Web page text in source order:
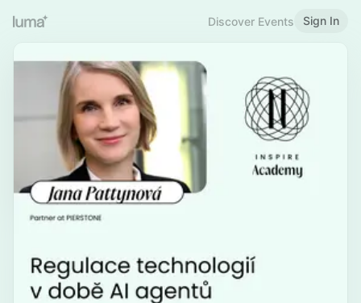
Discover Events Sign In